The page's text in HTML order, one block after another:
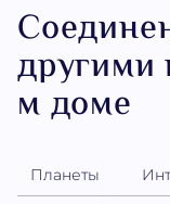
другими
м доме
Планеты